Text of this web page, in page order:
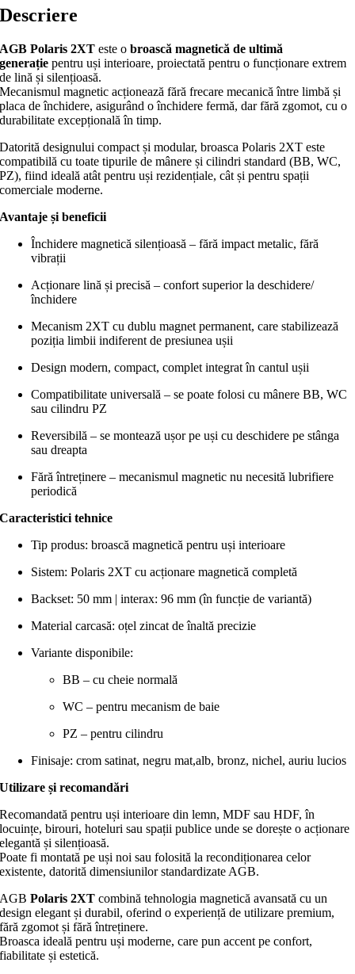
Descriere
AGB Polaris 2XT este obroască magnetică de ultimă
generație pentru uși interioare, proiectată pentru o funcționare extrem
de lină și silențioasă.
Mecanismul magnetic acționează fără frecare mecanică între limbă și
placa de închidere, asigurând o închidere fermă, dar fără zgomot, cu o
durabilitate excepțională în timp.
Datorită designului compact și modular, broasca Polaris 2XT este
compatibilă cu toate tipurile de mânere și cilindri standard (BB, WC,
PZ), fiind ideală atât pentru uși rezidențiale, cât și pentru spații
comerciale moderne.
Avantaje și beneficii
Închidere magnetică silențioasă – fără impact metalic, fără
vibrații
Acționare lină și precisă – confort superior la deschidere/
închidere
Mecanism 2XT cu dublu magnet permanent, care stabilizează
poziția limbii indiferent de presiunea ușii
Design modern, compact, complet integrat în cantul ușii
Compatibilitate universală – se poate folosi cu mânere BB, WC
sau cilindru PZ
Reversibilă – se montează ușor pe uși cu deschidere pe stânga
sau dreapta
Fără întreținere – mecanismul magnetic nu necesită lubrifiere
periodică
Caracteristici tehnice
Tip produs: broască magnetică pentru uși interioare
Sistem: Polaris 2XT cu acționare magnetică completă
Backset: 50 mm | interax: 96 mm (în funcție de variantă)
Material carcasă: oțel zincat de înaltă precizie
Variante disponibile:
BB – cu cheie normală
WC – pentru mecanism de baie
PZ – pentru cilindru
Finisaje: crom satinat, negru mat,alb, bronz, nichel, auriu lucios
Utilizare și recomandări
Recomandată pentru uși interioare din lemn, MDF sau HDF, în
locuințe, birouri, hoteluri sau spații publice unde se dorește o acționare
elegantă și silențioasă.
Poate fi montată pe uși noi sau folosită la recondiționarea celor
existente, datorită dimensiunilor standardizate AGB.
AGB Polaris 2XT combină tehnologia magnetică avansată cu un
design elegant și durabil, oferind o experiență de utilizare premium,
fără zgomot și fără întreținere.
Broasca ideală pentru uși moderne, care pun accent pe confort,
fiabilitate și estetică.